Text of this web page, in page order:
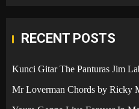
RECENT POSTS
Kunci Gitar The Panturas Jim
Mr Loverman Chords by Ricky